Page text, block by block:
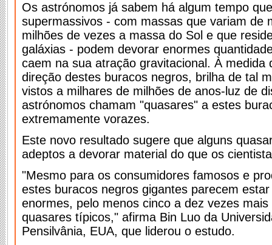
Os astrónomos já sabem há algum tempo
supermassivos - com massas que variam de
milhões de vezes a massa do Sol e que
galáxias - podem devorar enormes
caem na sua atração gravitacional. À medida
direção destes buracos negros, brilha de tal
vistos a milhares de milhões de anos-luz de
astrónomos chamam "quasares" a estes
extremamente vorazes.
Este novo resultado sugere que alguns
adeptos a devorar material do que os
"Mesmo para os consumidores famosos e
estes buracos negros gigantes parecem
enormes, pelo menos cinco a dez vezes
quasares típicos," afirma Bin Luo da
Pensilvânia, EUA, que liderou o estudo.